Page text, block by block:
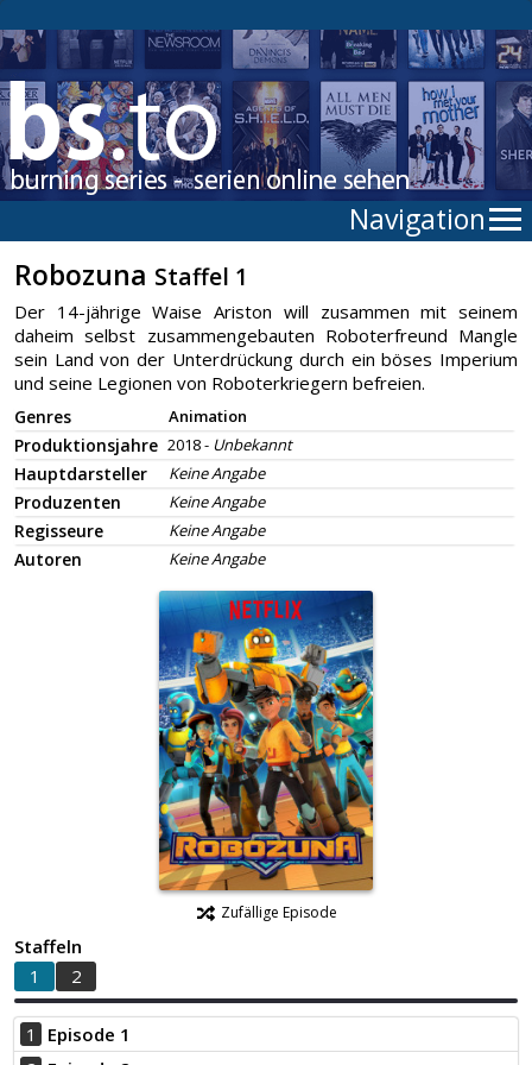
Navigation
Robozuna Staffel 1
Der 14-jährige Waise Ariston will zusammen mit seinem
daheim selbst zusammengebauten Roboterfreund Mangle
sein Land von der Unterdrückung durch ein böses Imperium
und seine Legionen von Roboterkriegern befreien.
Genres Animation
Produktionsjahre 2018 - Unbekannt
Hauptdarsteller Keine Angabe
Produzenten Keine Angabe
Regisseure Keine Angabe
Autoren Keine Angabe
Zufällige Episode
Staffeln
1
2
1
Episode 1